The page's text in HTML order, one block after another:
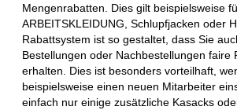
Mengenrabatten. Dies gilt beispielsweise
ARBEITSKLEIDUNG, Schlupfjacken oder
Rabattsystem ist so gestaltet, dass Sie
Bestellungen oder Nachbestellungen faire
erhalten. Dies ist besonders vorteilhaft,
beispielsweise einen neuen Mitarbeiter
einfach nur einige zusätzliche Kasacks